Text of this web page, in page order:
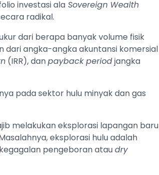
investasi ala Sovereign Wealth
radikal.
dari berapa banyak volume fisik
dari angka-angka akuntansi komersial
(IRR), danpayback periodjangka
pada sektor hulu minyak dan gas
melakukan eksplorasi lapangan baru
eksplorasi hulu adalah
pengeboran ataudry